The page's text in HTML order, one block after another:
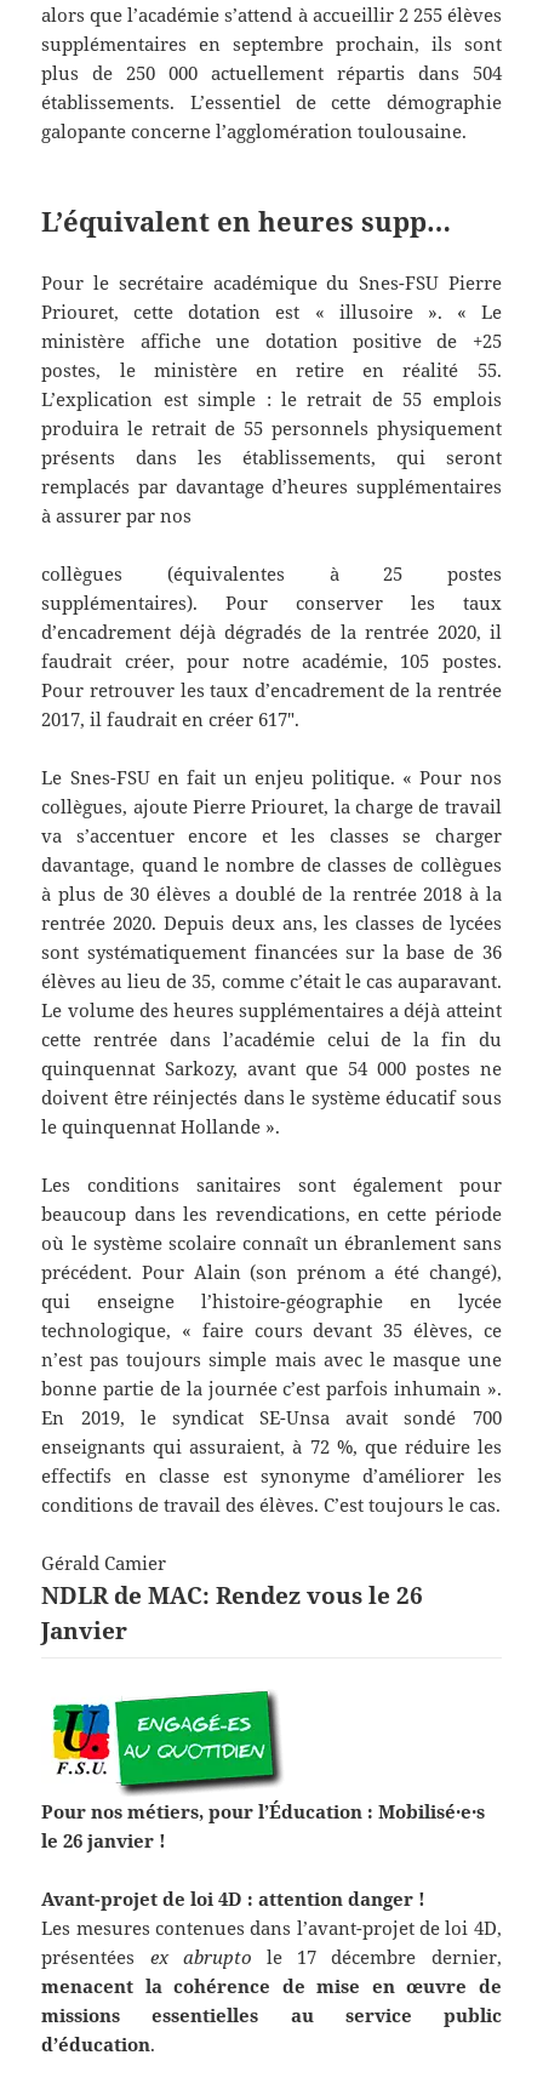
alors que l’académie s’attend à accueillir 2 255 élèves
supplémentaires en septembre prochain, ils sont
plus de 250 000 actuellement répartis dans 504
établissements. L’essentiel de cette démographie
galopante concerne l’agglomération toulousaine.
L’équivalent en heures supp…
Pour le secrétaire académique du Snes-FSU Pierre
Priouret, cette dotation est « illusoire ». « Le
ministère affiche une dotation positive de +25
postes, le ministère en retire en réalité 55.
L’explication est simple : le retrait de 55 emplois
produira le retrait de 55 personnels physiquement
présents dans les établissements, qui seront
remplacés par davantage d’heures supplémentaires
à assurer par nos
collègues (équivalentes à 25 postes
supplémentaires). Pour conserver les taux
d’encadrement déjà dégradés de la rentrée 2020, il
faudrait créer, pour notre académie, 105 postes.
Pour retrouver les taux d’encadrement de la rentrée
2017, il faudrait en créer 617″.
Le Snes-FSU en fait un enjeu politique. « Pour nos
collègues, ajoute Pierre Priouret, la charge de travail
va s’accentuer encore et les classes se charger
davantage, quand le nombre de classes de collègues
à plus de 30 élèves a doublé de la rentrée 2018 à la
rentrée 2020. Depuis deux ans, les classes de lycées
sont systématiquement financées sur la base de 36
élèves au lieu de 35, comme c’était le cas auparavant.
Le volume des heures supplémentaires a déjà atteint
cette rentrée dans l’académie celui de la fin du
quinquennat Sarkozy, avant que 54 000 postes ne
doivent être réinjectés dans le système éducatif sous
le quinquennat Hollande ».
Les conditions sanitaires sont également pour
beaucoup dans les revendications, en cette période
où le système scolaire connaît un ébranlement sans
précédent. Pour Alain (son prénom a été changé),
qui enseigne l’histoire-géographie en lycée
technologique, « faire cours devant 35 élèves, ce
n’est pas toujours simple mais avec le masque une
bonne partie de la journée c’est parfois inhumain ».
En 2019, le syndicat SE-Unsa avait sondé 700
enseignants qui assuraient, à 72 %, que réduire les
effectifs en classe est synonyme d’améliorer les
conditions de travail des élèves. C’est toujours le cas.
Gérald Camier
NDLR de MAC: Rendez vous le 26
Janvier
Pour nos métiers, pour l’Éducation : Mobilisé·e·s
le 26 janvier !
Avant-projet de loi 4D : attention danger !
Les mesures contenues dans l’avant-projet de loi 4D,
présentées ex abrupto le 17 décembre dernier,
menacent la cohérence de mise en œuvre de
missions essentielles au service public
d’éducation.